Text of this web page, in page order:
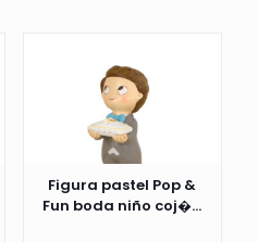
Figura pastel Pop &
Fun boda niño coj�...